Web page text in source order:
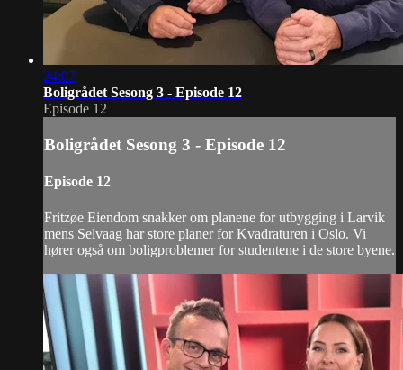
24:07
Boligrådet Sesong 3 - Episode 12
Episode 12
Boligrådet Sesong 3 - Episode 12
Episode 12
Fritzøe Eiendom snakker om planene for utbygging i Larvik
mens Selvaag har store planer for Kvadraturen i Oslo. Vi
hører også om boligproblemer for studentene i de store byene.